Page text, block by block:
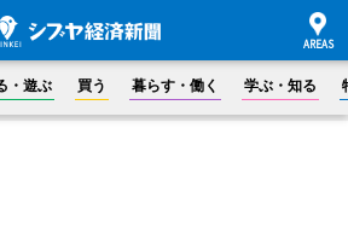
・遊ぶ 買う 暮らす・働く 学ぶ・知る